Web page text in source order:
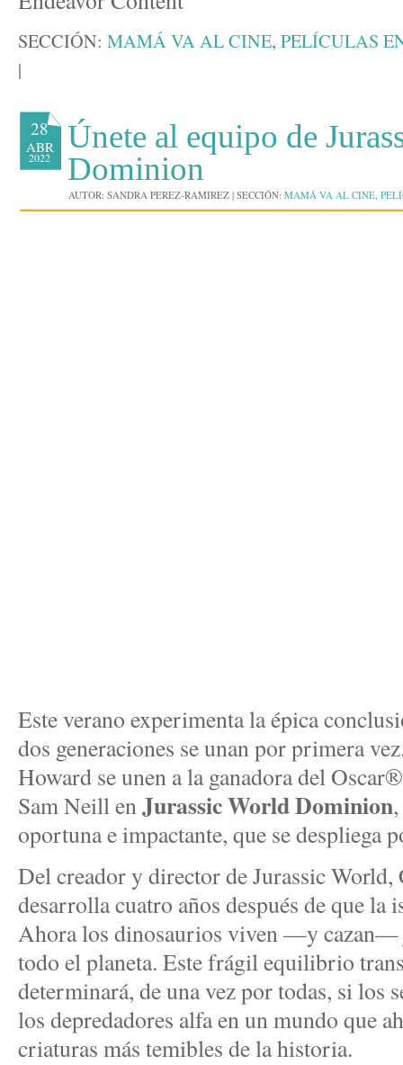
SECCIÓN: MAMÁ VA AL CINE, PELÍCULAS
|
28
ABR
2022
Únete al equipo de
Dominion
AUTOR: SANDRA PEREZ-RAMIREZ | SECCIÓN: MAMÁ VA AL CINE,
Este verano experimenta la épica
dos generaciones se unan por primera
Howard se unen a la ganadora del
Sam Neill enJurassic World Dominion
oportuna e impactante, que se despliega
Del creador y director de Jurassic
desarrolla cuatro años después de que la
Ahora los dinosaurios viven —y cazan—
todo el planeta. Este frágil equilibrio
determinará, de una vez por todas, si los
los depredadores alfa en un mundo que
criaturas más temibles de la historia.